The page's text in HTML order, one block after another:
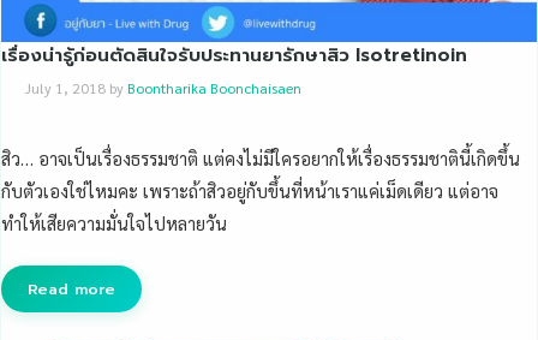
เรื่องน่ารู้ก่อนตัดสินใจรับประทานยารักษาสิว Isotretinoin
July 1, 2018 by Boontharika Boonchaisaen
สิว… อาจเป็นเรื่องธรรมชาติ แต่คงไม่มีใครอยากให้เรื่องธรรมชาตินี้เกิดขึ้น
กับตัวเองใช่ไหมคะ เพราะถ้าสิวอยู่กับขึ้นที่หน้าเราแค่เม็ดเดียว แต่อาจ
ทำให้เสียความมั่นใจไปหลายวัน
Read more